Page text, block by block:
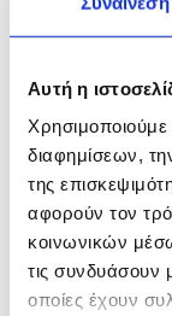
Αυτή η
Χρησιμοποιούμε
διαφημίσεων,
της
αφορούν τον
κοινωνικών
τις συνδυάσουν
οποίες έχουν